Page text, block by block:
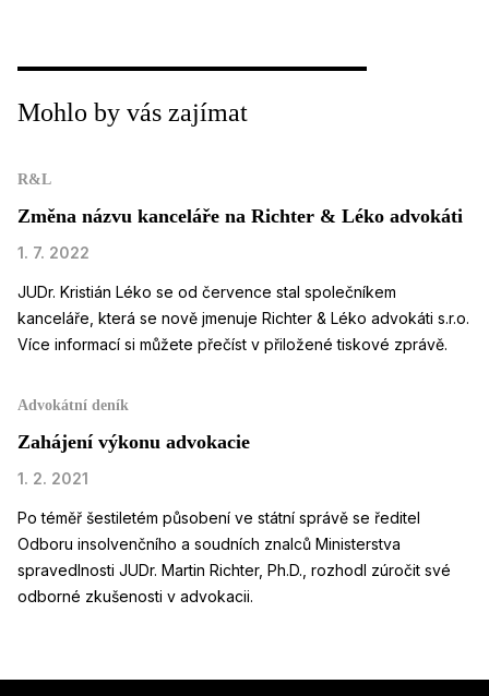
Mohlo by vás zajímat
Změna názvu kanceláře na Richter & Léko advokáti
R&L
1. 7. 2022
JUDr. Kristián Léko se od července stal společníkem
kanceláře, která se nově jmenuje Richter & Léko advokáti s.r.o.
Více informací si můžete přečíst v přiložené tiskové zprávě.
Zahájení výkonu advokacie
Advokátní deník
1. 2. 2021
Po téměř šestiletém působení ve státní správě se ředitel
Odboru insolvenčního a soudních znalců Ministerstva
spravedlnosti JUDr. Martin Richter, Ph.D., rozhodl zúročit své
odborné zkušenosti v advokacii.